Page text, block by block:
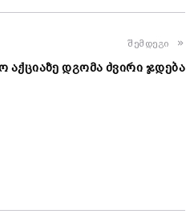
შემდეგი
აქციაზე დგომა ძვირი ჯდება